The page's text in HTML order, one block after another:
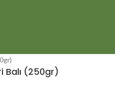
Balı (250gr)